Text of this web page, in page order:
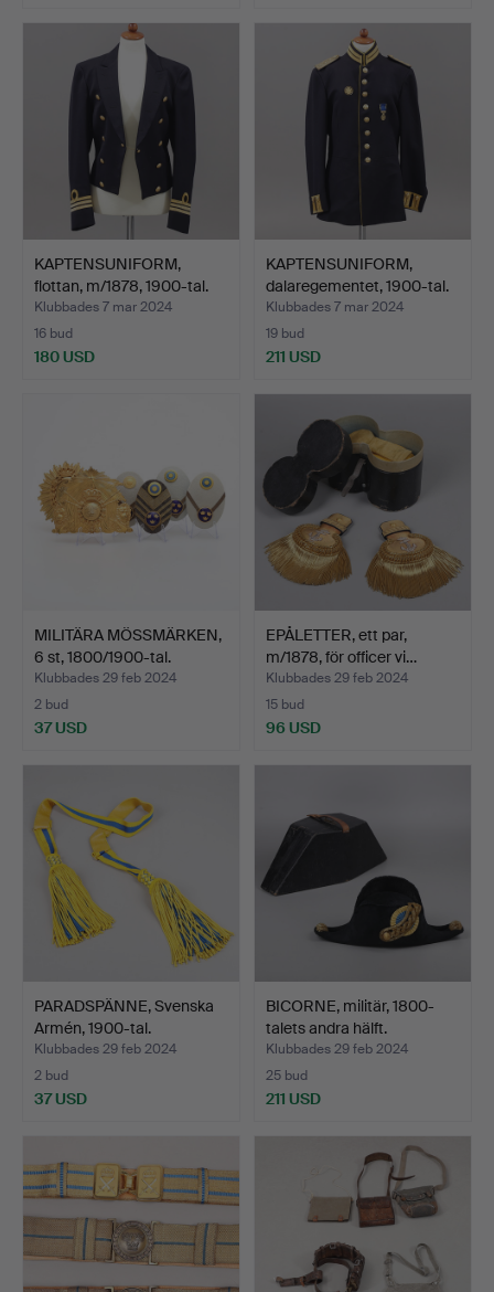
KAPTENSUNIFORM,
flottan, m/1878, 1900-tal.
Klubbades 7 mar 2024
16 bud
180 USD
KAPTENSUNIFORM,
dalaregementet, 1900-tal.
Klubbades 7 mar 2024
19 bud
211 USD
MILITÄRA MÖSSMÄRKEN,
6 st, 1800/1900-tal.
Klubbades 29 feb 2024
2 bud
37 USD
EPÅLETTER, ett par,
m/1878, för officer vi…
Klubbades 29 feb 2024
15 bud
96 USD
PARADSPÄNNE, Svenska
Armén, 1900-tal.
Klubbades 29 feb 2024
2 bud
37 USD
BICORNE, militär, 1800-
talets andra hälft.
Klubbades 29 feb 2024
25 bud
211 USD